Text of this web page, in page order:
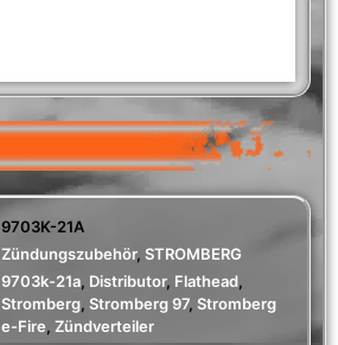
9703K-21A
Zündungszubehör, STROMBERG
9703k-21a, Distributor, Flathead,
Stromberg, Stromberg 97, Stromberg
e-Fire, Zündverteiler